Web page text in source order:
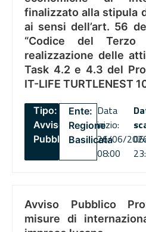
finalizzato alla stipula
ai sensi dell’art. 56
“Codice del
realizzazione delle
Task 4.2 e 4.3 del
IT-LIFE TURTLENEST
Tipo:
Avviso
Pubblico
Ente:
Regione
Basilicata
Data
inizio:
26/06/
08:00
Avviso Pubblico
misure di